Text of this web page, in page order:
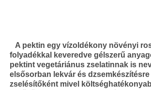
A pektin egy vízoldékony növényi
folyadékkal keveredve gélszerű
pektint vegetáriánus zselatinnak is
elsősorban lekvár és
zselésítőként mivel